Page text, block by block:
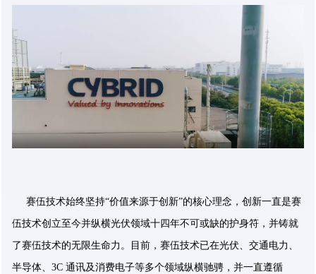
赛伍技术始终坚持“价值来源于创新”的核心理念，创新一直是赛
伍技术创立至今并纵横光伏领域十四年不可或缺的护身符，并铸就
了赛伍技术的无限生命力。目前，赛伍技术已在光伏、交通电力、
半导体、3C 通讯及消费电子等多个领域纵横驰骋，并一直遵循